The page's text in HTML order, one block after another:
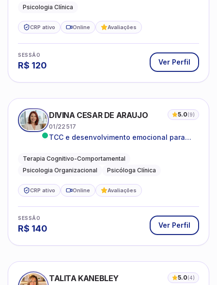
Psicologia Clínica
CRP ativo Online Avaliações
SESSÃO
R$ 120 Ver Perfil
DIVINA CESAR DE ARAUJO 5.0(9)
01/22517
TCC e desenvolvimento emocional para
Terapia Cognitivo-Comportamental
Psicologia Organizacional
Psicóloga Clínica
CRP ativo Online Avaliações
SESSÃO
R$ 140 Ver Perfil
TALITA KANEBLEY 5.0(4)